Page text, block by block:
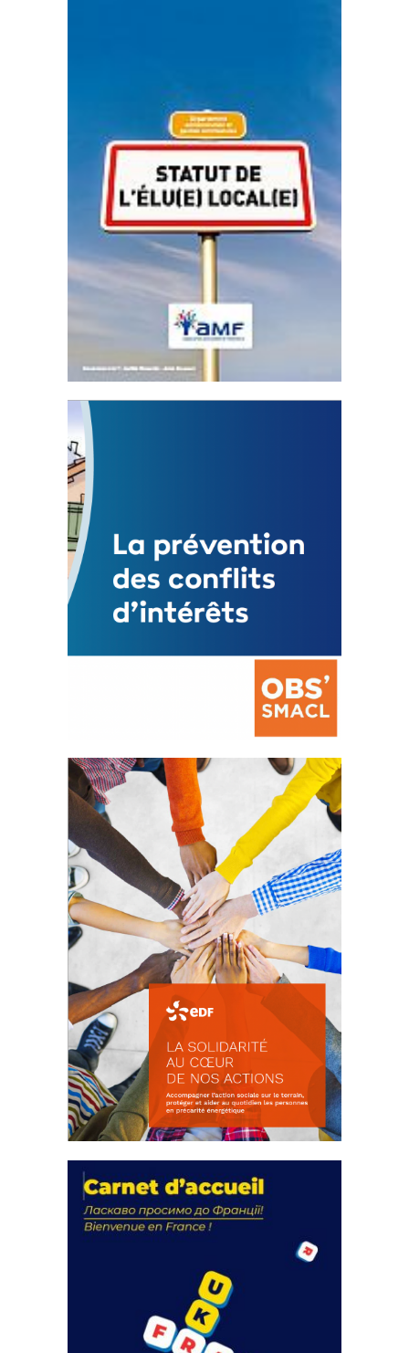
Statut de l’élu local
3 avril 2024
Mise à jour avril 2024
FEUILLETER
La prévention des conflits
d’intérêts
18 septembre 2023
FEUILLETER
actions
18 septembre 2023
FEUILLETER